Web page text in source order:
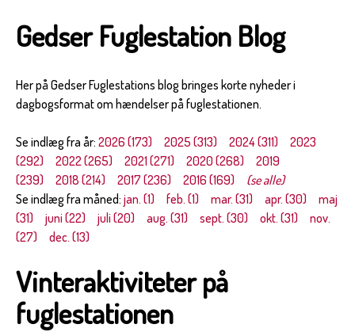
Gedser Fuglestation Blog
Her på Gedser Fuglestations blog bringes korte nyheder i
dagbogsformat om hændelser på fuglestationen.
Se indlæg fra år: 2026 (173) 2025 (313) 2024 (311)
2023
(292)
2022 (265) 2021 (271) 2020 (268)
2019
(239)
2018 (214) 2017 (236) 2016 (169)
(se alle)
Se indlæg fra måned: jan. (1) feb. (1) mar. (31) apr. (30)
maj
(31)
juni (22) juli (20) aug. (31) sept. (30) okt. (31)
nov.
(27)
dec. (13)
Vinteraktiviteter på
fuglestationen